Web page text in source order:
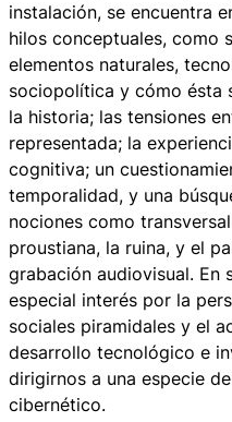
instalación, se encuentra
hilos conceptuales, como
elementos naturales,
sociopolítica y cómo ésta
la historia; las tensiones
representada; la
cognitiva; un
temporalidad, y una
nociones como
proustiana, la ruina, y el
grabación audiovisual. En
especial interés por la
sociales piramidales y el
desarrollo tecnológico e
dirigirnos a una especie
cibernético.